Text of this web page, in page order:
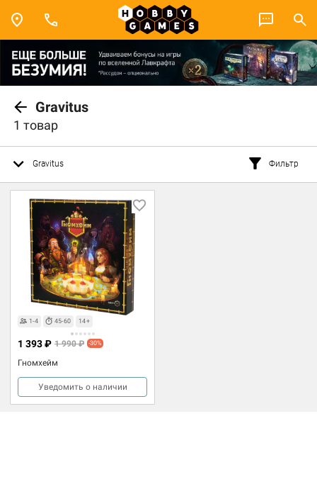
Gravitus
1 товар
Gravitus Фильтр
1-4 45-60 14+
Гномхейм
1 393 ₽ 1 990 ₽ -30%
Уведомить о наличии